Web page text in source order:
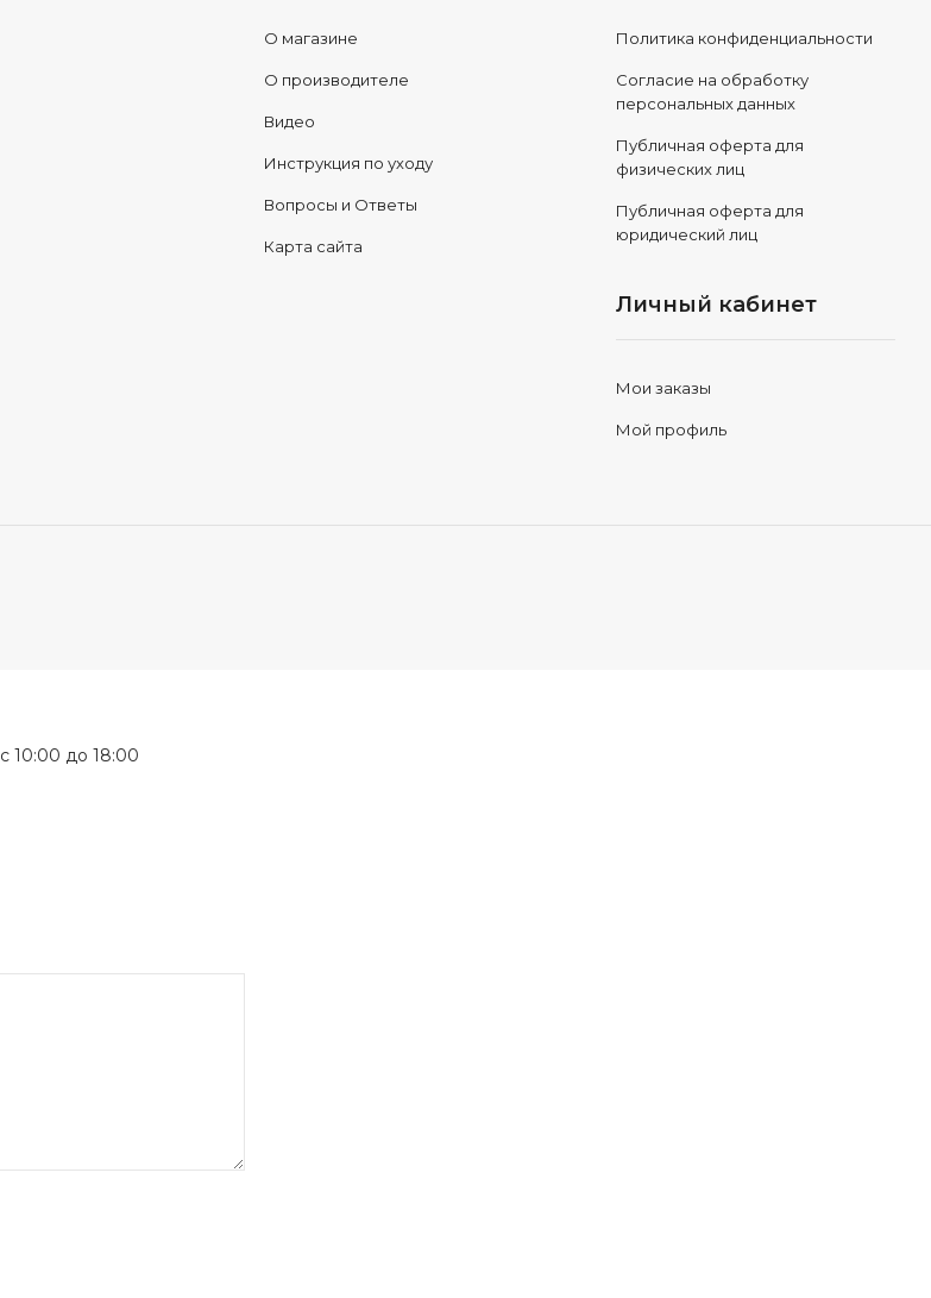
О магазине
О производителе
Видео
Инструкция по уходу
Вопросы и Ответы
Карта сайта
Политика конфиденциальности
Согласие на обработку
персональных данных
Публичная оферта для
физических лиц
Публичная оферта для
юридический лиц
Личный кабинет
Мои заказы
Мой профиль
10:00 до 18:00